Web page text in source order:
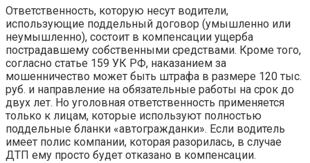
Ответственность, которую несут водители,
использующие поддельный договор (умышленно или
неумышленно), состоит в компенсации ущерба
пострадавшему собственными средствами. Кроме того,
согласно статье 159 УК РФ, наказанием за
мошенничество может быть штрафа в размере 120 тыс.
руб. и направление на обязательные работы на срок до
двух лет. Но уголовная ответственность применяется
только к лицам, которые используют полностью
поддельные бланки «автогражданки». Если водитель
имеет полис компании, которая разорилась, в случае
ДТП ему просто будет отказано в компенсации.